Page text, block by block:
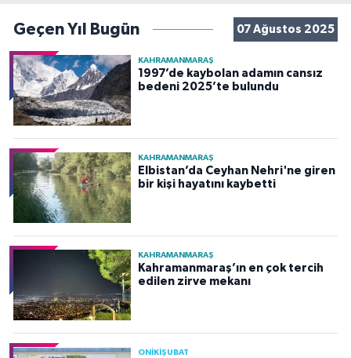
Geçen Yıl Bugün 07 Ağustos 2025
KAHRAMANMARAŞ
1997’de kaybolan adamın cansız
bedeni 2025’te bulundu
KAHRAMANMARAŞ
Elbistan’da Ceyhan Nehri'ne giren
bir kişi hayatını kaybetti
KAHRAMANMARAŞ
Kahramanmaraş’ın en çok tercih
edilen zirve mekanı
ONİKİŞUBAT